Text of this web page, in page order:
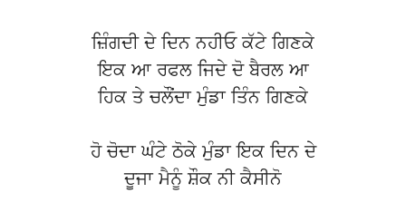
ਜ਼ਿੰਗਦੀ ਦੇ ਦਿਨ ਨਹੀਓ ਕੱਟੇ ਗਿਣਕੇ
ਇਕ ਆ ਰਫਲ ਜਿਦੇ ਦੋ ਬੈਰਲ ਆ
ਹਿਕ ਤੇ ਚਲੌਂਦਾ ਮੁੰਡਾ ਤਿੰਨ ਗਿਣਕੇ
ਹੋ ਚੋਦਾ ਘੰਟੇ ਠੋਕੇ ਮੁੰਡਾ ਇਕ ਦਿਨ ਦੇ
ਦੂਜਾ ਮੈਨੂੰ ਸ਼ੌਕ ਨੀ ਕੈਸੀਨੋ